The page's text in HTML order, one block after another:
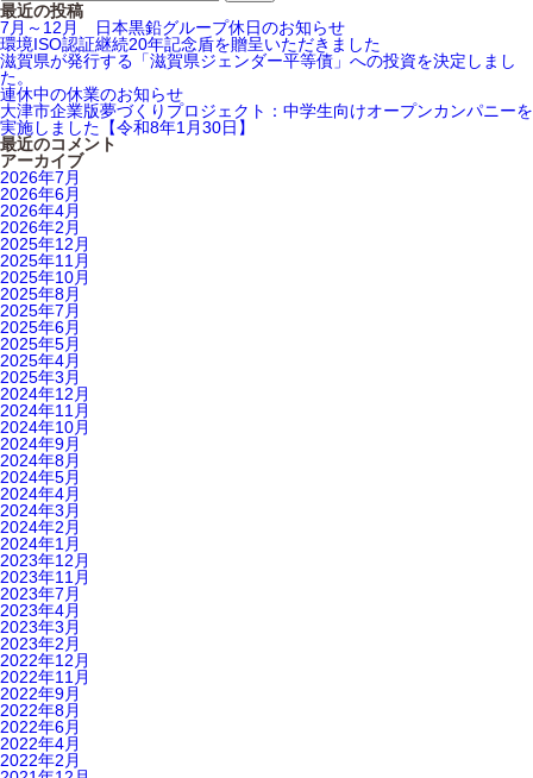
最近の投稿
7月～12月 日本黒鉛グループ休日のお知らせ
環境ISO認証継続20年記念盾を贈呈いただきました
滋賀県が発行する「滋賀県ジェンダー平等債」への投資を決定しまし
た。
連休中の休業のお知らせ
大津市企業版夢づくりプロジェクト：中学生向けオープンカンパニーを
実施しました【令和8年1月30日】
最近のコメント
アーカイブ
2026年7月
2026年6月
2026年4月
2026年2月
2025年12月
2025年11月
2025年10月
2025年8月
2025年7月
2025年6月
2025年5月
2025年4月
2025年3月
2024年12月
2024年11月
2024年10月
2024年9月
2024年8月
2024年5月
2024年4月
2024年3月
2024年2月
2024年1月
2023年12月
2023年11月
2023年7月
2023年4月
2023年3月
2023年2月
2022年12月
2022年11月
2022年9月
2022年8月
2022年6月
2022年4月
2022年2月